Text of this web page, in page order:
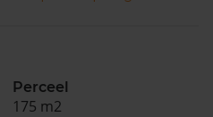
Perceel
175 m2